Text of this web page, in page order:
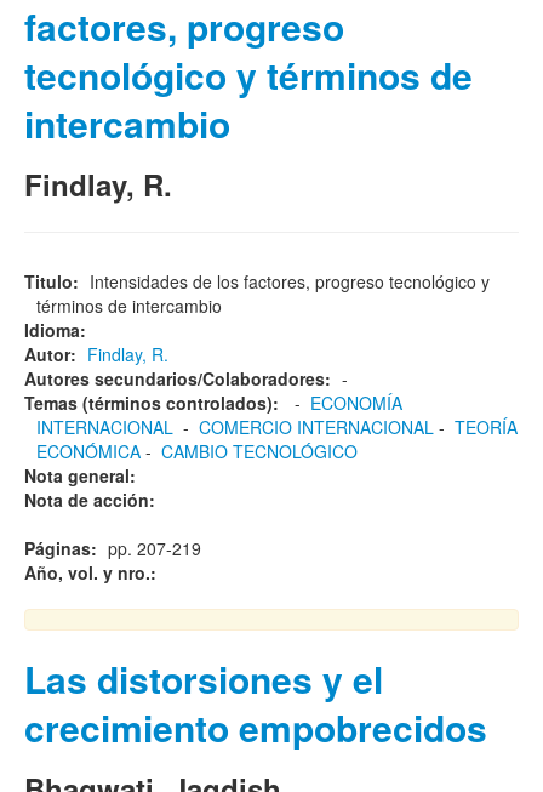
factores, progreso
tecnológico y términos de
intercambio
Findlay, R.
Titulo: Intensidades de los factores, progreso tecnológico y
términos de intercambio
Idioma:
Autor: Findlay, R.
Autores secundarios/Colaboradores: -
Temas (términos controlados):
- ECONOMÍA
INTERNACIONAL - COMERCIO INTERNACIONAL - TEORÍA
ECONÓMICA - CAMBIO TECNOLÓGICO
Nota general:
Nota de acción:
Páginas: pp. 207-219
Año, vol. y nro.:
Las distorsiones y el
crecimiento empobrecidos